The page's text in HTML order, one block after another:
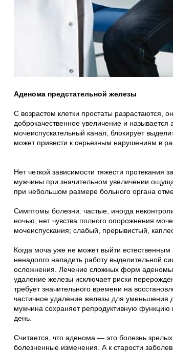
Аденома предстательной железы
С возрастом клетки простаты разрастаются,
доброкачественное увеличение и
мочеиспускательный канал, блокирует
может привести к серьезным нарушениям в
Нет четкой зависимости тяжести
мужчины при значительном увеличении
при небольшом размере больного органа
Симптомы болезни: частые, иногда
ночью; нет чувства полного опорожнения
мочеиспускания; слабый, прерывистый,
Когда моча уже не может выйти естественным
ненадолго наладить работу выделительной
осложнения. Лечение сложных форм аденомы
удаление железы исключает риски
требует значительного времени на
частичное удаление железы для уменьшения
мужчина сохраняет репродуктивную
день.
Считается, что аденома — это болезнь
болезненные изменения. А к старости